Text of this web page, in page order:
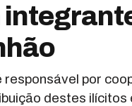
por
destes ilícitos